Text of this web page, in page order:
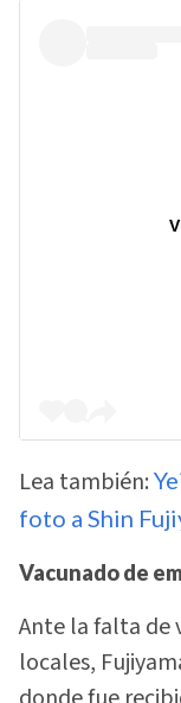
Lea también:
foto a Shin
Vacunado de
Ante la falta de
locales,